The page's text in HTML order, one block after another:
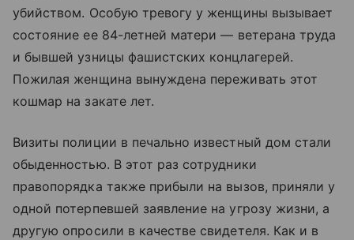
убийством. Особую тревогу у женщины вызывает
состояние ее 84-летней матери — ветерана труда
и бывшей узницы фашистских концлагерей.
Пожилая женщина вынуждена переживать этот
кошмар на закате лет.
Визиты полиции в печально известный дом стали
обыденностью. В этот раз сотрудники
правопорядка также прибыли на вызов, приняли у
одной потерпевшей заявление на угрозу жизни, а
другую опросили в качестве свидетеля. Как и в